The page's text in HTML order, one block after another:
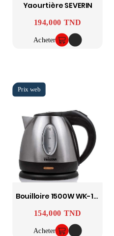
Yaourtière SEVERIN
Prix
194,000 TND
Acheter
Bouilloire 1500W WK-1323 - Inox - TRISTAR
Prix
154,000 TND
Acheter